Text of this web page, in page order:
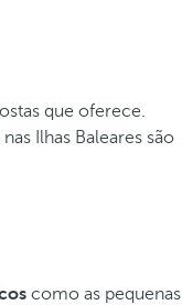
que oferece.
Ilhas Baleares são
como as pequenas